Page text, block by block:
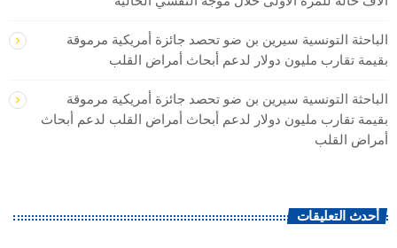
الباحثة التونسية سيرين بن ضو تحصد جائزة أمريكية مرموقة
بقيمة تقارب مليون دولار لدعم أبحاث أمراض القلب
الباحثة التونسية سيرين بن ضو تحصد جائزة أمريكية مرموقة
بقيمة تقارب مليون دولار لدعم أبحاث أمراض القلب لدعم أبحاث
أمراض القلب
أحدث التعليقات